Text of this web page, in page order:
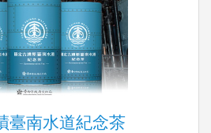
臺南水道紀念茶